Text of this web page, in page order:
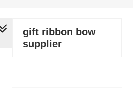
gift ribbon bow
supplier